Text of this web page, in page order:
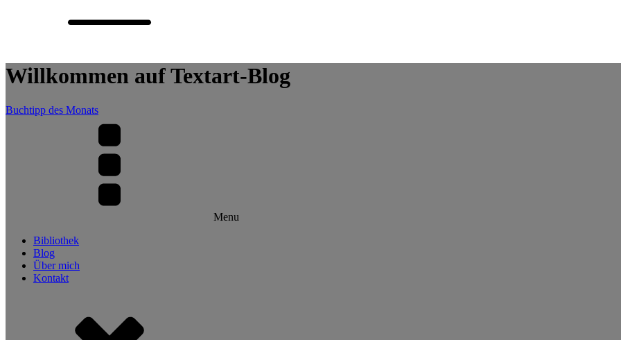
Willkommen auf Textart-Blog
Buchtipp des Monats
Menu
Bibliothek
Blog
Über mich
Kontakt